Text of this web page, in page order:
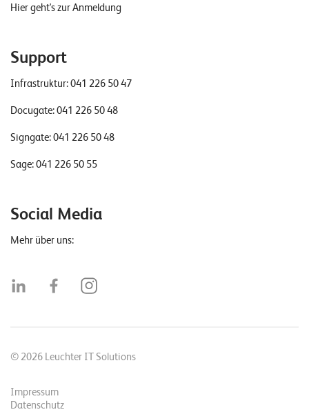
Hier geht's zur Anmeldung
Support
Infrastruktur:041 226 50 47
Docugate:041 226 50 48
Signgate:041 226 50 48
Sage:041 226 50 55
Social Media
Mehr über uns:
© 2026 Leuchter IT Solutions
Impressum
Datenschutz